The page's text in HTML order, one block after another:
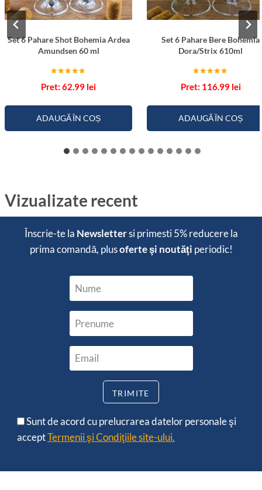
Set 6 Pahare Shot Bohemia Ardea
Amundsen 60 ml
5.00
62.99 lei
ADAUGĂ ÎN COȘ
Set 6 Pahare Bere Bohemia
Dora/Strix 610ml
5.00
116.99 lei
ADAUGĂ ÎN COȘ
Vizualizate recent
Înscrie-te la Newslettersi primesti5% reducerela
prima comandă, plusoferte şi noutăţi periodic!
Sunt de acord cu prelucrarea datelor personale şi
acceptTermenii şi Condiţiile site-ului.